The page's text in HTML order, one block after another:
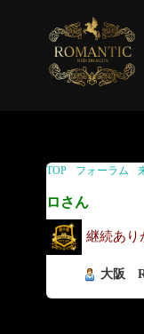
返信先: 来
TOP フォーラム
ロさん
継続あり
大阪